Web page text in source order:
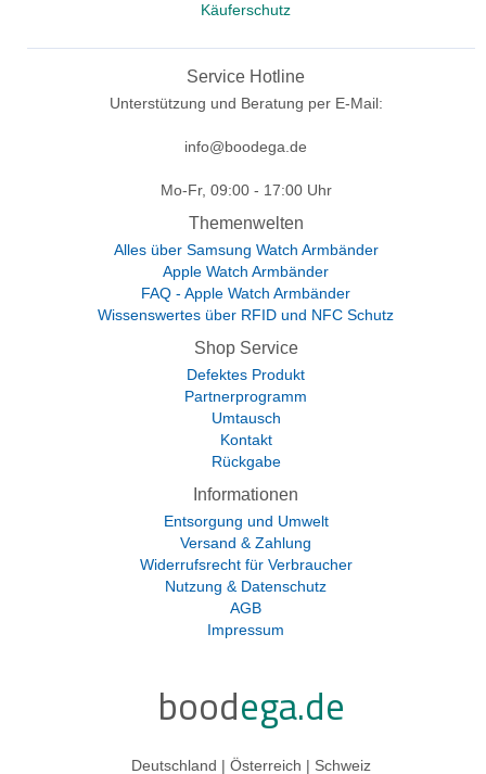
Käuferschutz
Service Hotline
Unterstützung und Beratung per E-Mail:
info@boodega.de
Mo-Fr, 09:00 - 17:00 Uhr
Themenwelten
Alles über Samsung Watch Armbänder
Apple Watch Armbänder
FAQ - Apple Watch Armbänder
Wissenswertes über RFID und NFC Schutz
Shop Service
Defektes Produkt
Partnerprogramm
Umtausch
Kontakt
Rückgabe
Informationen
Entsorgung und Umwelt
Versand & Zahlung
Widerrufsrecht für Verbraucher
Nutzung & Datenschutz
AGB
Impressum
boodega.de
Deutschland | Österreich | Schweiz